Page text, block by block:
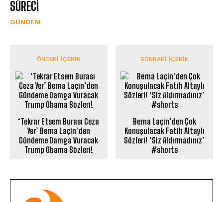
SÜRECİ
GÜNDEM
ÖNCEKI İÇERIK
‘Tekrar Etsem Burası Ceza
Yer’ Berna Laçin’den
Gündeme Damga Vuracak
Trump Obama Sözleri!
SONRAKI İÇERIK
Berna Laçin’den Çok
Konuşulacak Fatih Altaylı
Sözleri! ‘Siz Aldırmadınız’
#shorts